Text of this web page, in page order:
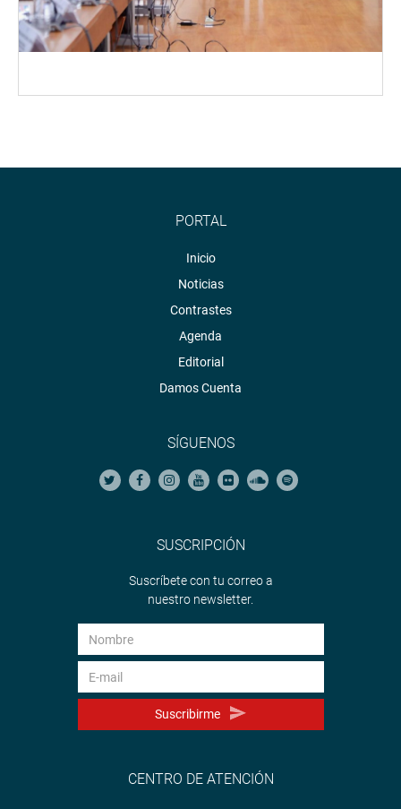
PORTAL
Inicio
Noticias
Contrastes
Agenda
Editorial
Damos Cuenta
SÍGUENOS
SUSCRIPCIÓN
Suscríbete con tu correo a
nuestro newsletter.
Suscribirme
CENTRO DE ATENCIÓN